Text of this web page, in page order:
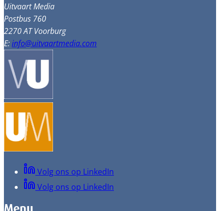
Uitvaart Media
Postbus 760
2270 AT Voorburg
E:info@uitvaartmedia.com
Volg ons op LinkedIn
Volg ons op LinkedIn